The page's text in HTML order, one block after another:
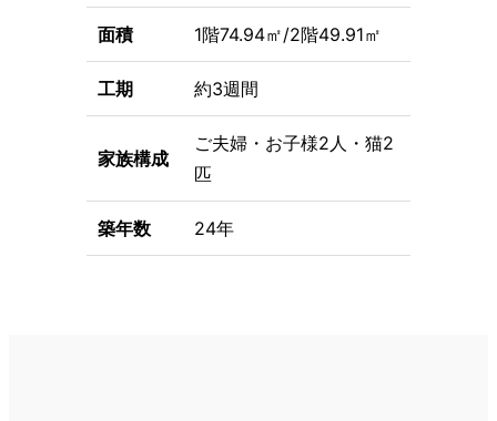
面積 1階74.94㎡/2階49.91㎡
工期 約3週間
家族構成
ご夫婦・お子様2人・猫2
匹
築年数 24年